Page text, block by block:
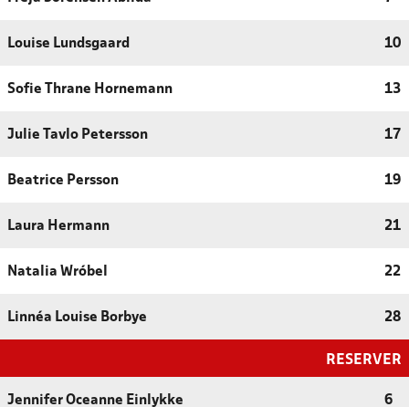
Louise Lundsgaard 10
Sofie Thrane Hornemann 13
Julie Tavlo Petersson 17
Beatrice Persson 19
Laura Hermann 21
Natalia Wróbel 22
Linnéa Louise Borbye 28
RESERVER
Jennifer Oceanne Einlykke 6